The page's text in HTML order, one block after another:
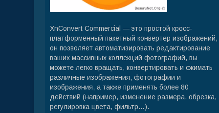
XnConvert Commercial — это простой кросс-
платформенный пакетный конвертер изображений,
он позволяет автоматизировать редактирование
ваших массивных коллекций фотографий, вы
можете легко вращать, конвертировать и сжимать
различные изображения, фотографии и
изображения, а также применять более 80
действий (например, изменение размера, обрезка,
регулировка цвета, фильтр…).